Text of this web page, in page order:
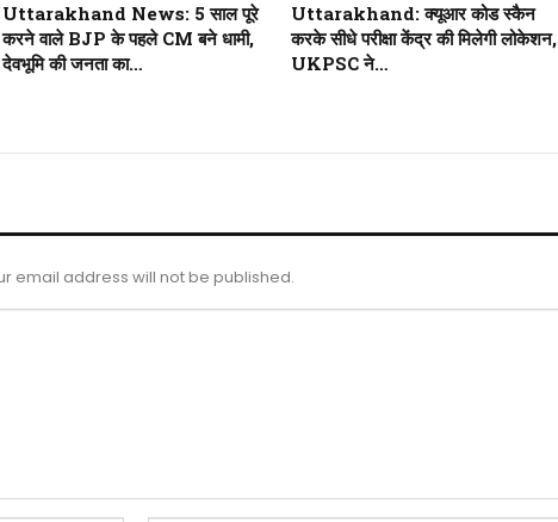
Uttarakhand News: 5 साल पूरे
करने वाले BJP के पहले CM बने धामी,
देवभूमि की जनता का…
Uttarakhand: क्यूआर कोड स्कैन
करके सीधे परीक्षा केंद्र की मिलेगी लोकेशन,
UKPSC ने…
email address will not be published.